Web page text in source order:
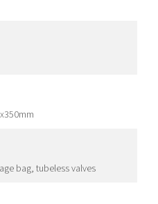
bag, tubeless valves